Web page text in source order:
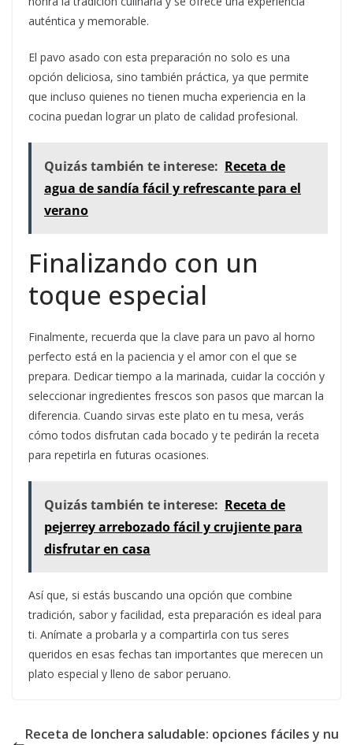
auténtica y memorable.
El pavo asado con esta preparación no solo es una
opción deliciosa, sino también práctica, ya que permite
que incluso quienes no tienen mucha experiencia en la
cocina puedan lograr un plato de calidad profesional.
Quizás también te interese: Receta de
agua de sandía fácil y refrescante para el
verano
Finalizando con un
toque especial
Finalmente, recuerda que la clave para un pavo al horno
perfecto está en la paciencia y el amor con el que se
prepara. Dedicar tiempo a la marinada, cuidar la cocción y
seleccionar ingredientes frescos son pasos que marcan la
diferencia. Cuando sirvas este plato en tu mesa, verás
cómo todos disfrutan cada bocado y te pedirán la receta
para repetirla en futuras ocasiones.
Quizás también te interese: Receta de
pejerrey arrebozado fácil y crujiente para
disfrutar en casa
Así que, si estás buscando una opción que combine
tradición, sabor y facilidad, esta preparación es ideal para
ti. Anímate a probarla y a compartirla con tus seres
queridos en esas fechas tan importantes que merecen un
plato especial y lleno de sabor peruano.
Receta de lonchera saludable: opciones fáciles y nu